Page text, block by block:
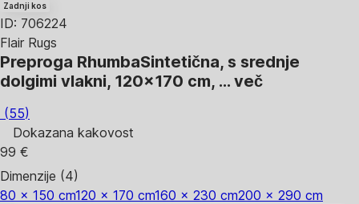
Zadnji kos
ID: 706224
Flair Rugs
Preproga RhumbaSintetična, s srednje
dolgimi vlakni, 120x170 cm, … več
(55)
Dokazana kakovost
99 €
Dimenzije (4)
80 x 150 cm120 x 170 cm160 x 230 cm200 x 290 cm